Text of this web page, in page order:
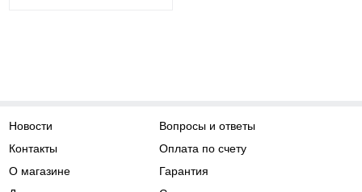
Новости
Контакты
О магазине
Вопросы и ответы
Оплата по счету
Гарантия